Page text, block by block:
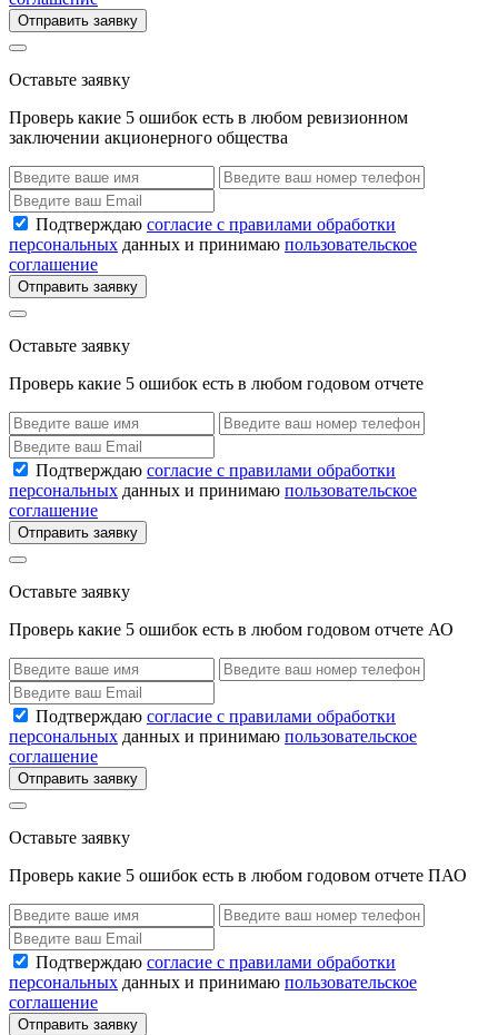
Отправить заявку
Оставьте заявку
Проверь какие 5 ошибок есть в любом ревизионном
заключении акционерного общества
Подтверждаю согласие с правилами обработки
персональных данных и принимаю пользовательское
соглашение
Отправить заявку
Оставьте заявку
Проверь какие 5 ошибок есть в любом годовом отчете
Подтверждаю согласие с правилами обработки
персональных данных и принимаю пользовательское
соглашение
Отправить заявку
Оставьте заявку
Проверь какие 5 ошибок есть в любом годовом отчете АО
Подтверждаю согласие с правилами обработки
персональных данных и принимаю пользовательское
соглашение
Отправить заявку
Оставьте заявку
Проверь какие 5 ошибок есть в любом годовом отчете ПАО
Подтверждаю согласие с правилами обработки
персональных данных и принимаю пользовательское
соглашение
Отправить заявку